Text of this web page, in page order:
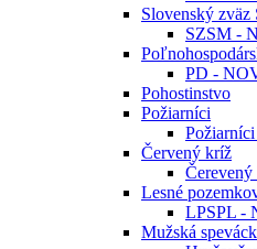
Slovenský
SZSM -
PD -
Pohostinstvo
Požiarníci
Červený kríž
Lesné
LPSPL -
Mužská